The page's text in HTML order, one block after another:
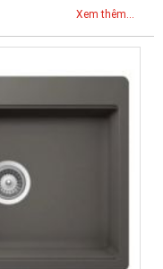
Xem thêm...